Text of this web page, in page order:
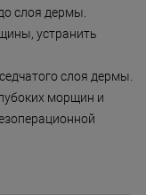
слоя дермы.
устранить
слоя дермы.
морщин и